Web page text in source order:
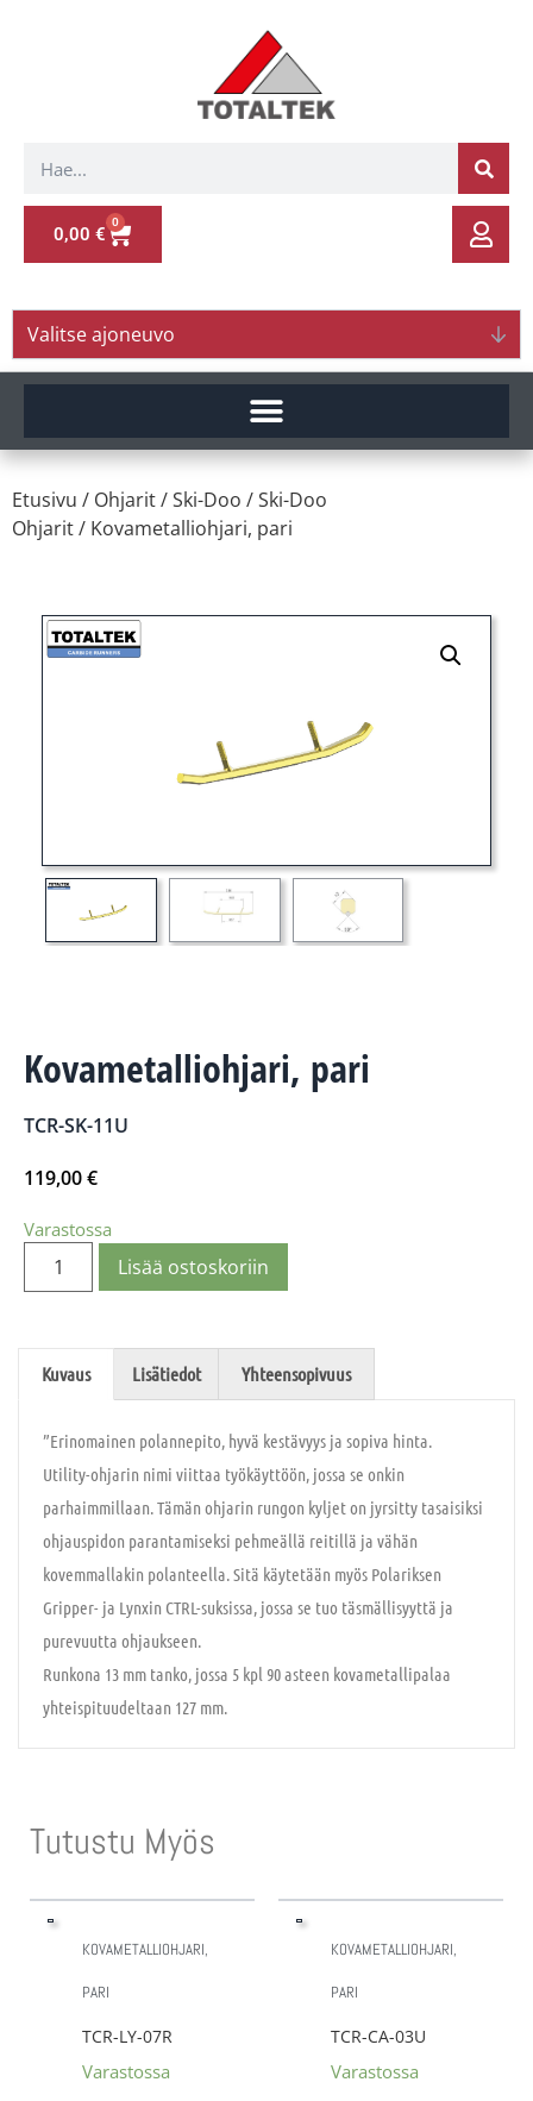
0,00 €
0
Valitse ajoneuvo
Etusivu / Ohjarit/Ski-Doo /Ski-Doo
Ohjarit/ Kovametalliohjari, pari
Kovametalliohjari, pari
TCR-SK-11U
119,00€
Varastossa
Lisää ostoskoriin
Kuvaus Lisätiedot Yhteensopivuus
”Erinomainen polannepito, hyvä kestävyys ja sopiva hinta.
Utility-ohjarin nimi viittaa työkäyttöön, jossa se onkin
parhaimmillaan. Tämän ohjarin rungon kyljet on jyrsitty tasaisiksi
ohjauspidon parantamiseksi pehmeällä reitillä ja vähän
kovemmallakin polanteella. Sitä käytetään myös Polariksen
Gripper- ja Lynxin CTRL-suksissa, jossa se tuo täsmällisyyttä ja
purevuutta ohjaukseen.
Runkona 13 mm tanko, jossa 5 kpl 90 asteen kovametallipalaa
yhteispituudeltaan 127 mm.
Tutustu Myös
KOVAMETALLIOHJARI,
PARI
TCR-LY-07R
Varastossa
KOVAMETALLIOHJARI,
PARI
TCR-CA-03U
Varastossa